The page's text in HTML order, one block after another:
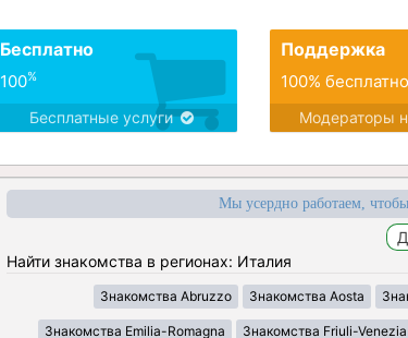
Бесплатно
100%
Бесплатные услуги
Поддержка
100% бесплатно
Модераторы
Мы усердно работаем,
Найти знакомства в регионах: Италия
Знакомства Abruzzo Знакомства Aosta
Знакомства Emilia-Romagna Знакомства Friuli-